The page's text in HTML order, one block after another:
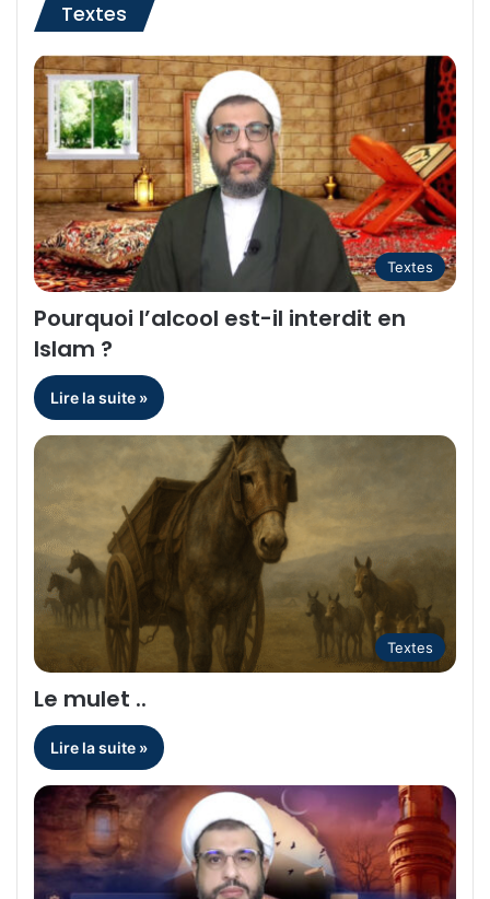
Textes
Textes
Pourquoi l’alcool est-il interdit en
Islam ?
Lire la suite »
Textes
Le mulet ..
Lire la suite »